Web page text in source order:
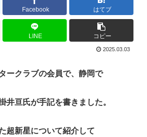
Facebook はてブ
LINE コピー
2025.03.03
ークラブの会員で、静岡で
井亘氏が手記を書きました。
超新星について紹介して